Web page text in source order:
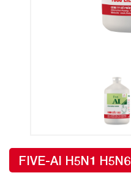
FIVE-AI H5N1 H5N6